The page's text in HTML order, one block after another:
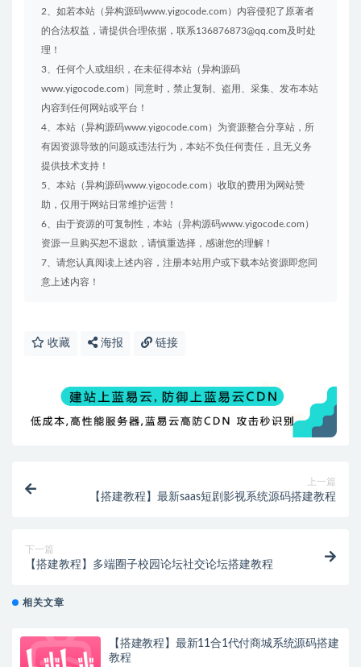
2、如若本站（异构源码www.yigocode.com）内容侵犯了原著者
的合法权益，请提供合理依据，联系136876873@qq.com及时处
理！
3、任何个人或组织，在未征得本站（异构源码
www.yigocode.com）同意时，禁止复制、盗用、采集、发布本站
内容到任何网站或平台！
4、本站（异构源码www.yigocode.com）为资源整合分享站，所
有因资源导致的问题或违法行为，本站不负任何责任，且无义务
提供技术支持！
5、本站（异构源码www.yigocode.com）收取的费用为网站赞
助，仅用于网站日常维护运营！
6、由于资源的可复制性，本站（异构源码www.yigocode.com）
资源一旦购买恕不退款，请慎重选择，感谢您的理解！
7、请您认真阅读上述内容，注册本站用户或下载本站资源即您同
意上述内容！
收藏 海报 链接
上一篇
【搭建教程】最新saas短剧影视系统源码搭建教程
下一篇
【搭建教程】多端圈子校园论坛社交论坛搭建教程
相关文章
【搭建教程】最新11合1代付商城系统源码搭建
教程